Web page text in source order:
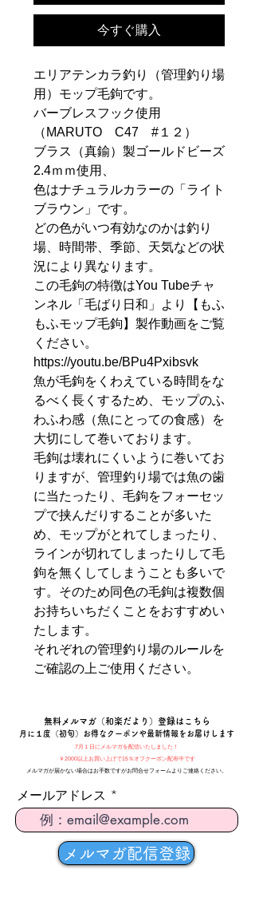
今すぐ購入
エリアテンカラ釣り（管理釣り場
用）モップ毛鉤です。
バーブレスフック使用
（MARUTO C47 #１２）
ブラス（真鍮）製ゴールドビーズ
2.4ｍｍ使用、
色はナチュラルカラーの「ライト
ブラウン」です。
どの色がいつ有効なのかは釣り
場、時間帯、季節、天気などの状
況により異なります。
この毛鉤の特徴はYou Tubeチャ
ンネル「毛ばり日和」より【もふ
もふモップ毛鉤】製作動画をご覧
ください。
https://youtu.be/BPu4Pxibsvk
魚が毛鉤をくわえている時間をな
るべく長くするため、モップのふ
わふわ感（魚にとっての食感）を
大切にして巻いております。
毛鉤は壊れにくいように巻いてお
りますが、管理釣り場では魚の歯
に当たったり、毛鉤をフォーセッ
プで挟んだりすることが多いた
め、モップがとれてしまったり、
ラインが切れてしまったりして毛
鉤を無くしてしまうことも多いで
す。そのため同色の毛鉤は複数個
お持ちいちだくことをおすすめい
たします。
それぞれの管理釣り場のルールを
ご確認の上ご使用ください。
​無料メルマガ（和楽だより）登録はこちら
月に１度（初旬）お得なクーポンや最新情報をお届けします
7月１日にメルマガを配信いたしました！
￥2000以上お買い上げで15％オフクーポン配布中です
メルマガが届かない場合はお手数ですがお問合せフォームよりご連絡ください。
メールアドレス
メルマガ配信登録